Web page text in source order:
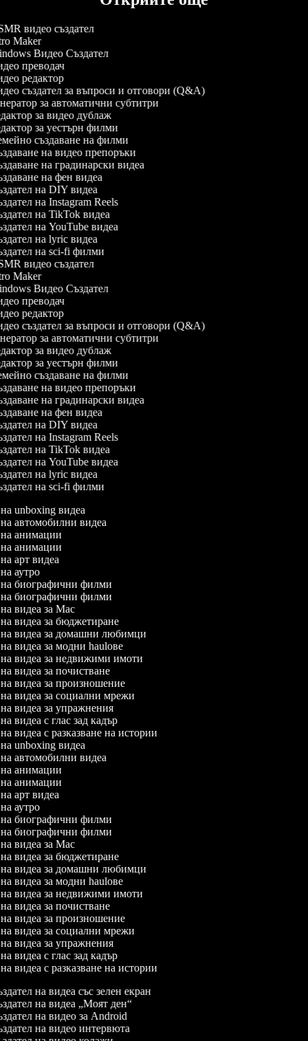
видео създател
Maker
Видео Създател
преводач
редактор
създател за въпроси и отговори (Q&A)
за автоматични субтитри
за видео дублаж
за уестърн филми
създаване на филми
на видео препоръки
на градинарски видеа
на фен видеа
на DIY видеа
на Instagram Reels
на TikTok видеа
на YouTube видеа
на lyric видеа
на sci-fi филми
видео създател
Maker
Видео Създател
преводач
редактор
създател за въпроси и отговори (Q&A)
за автоматични субтитри
за видео дублаж
за уестърн филми
създаване на филми
на видео препоръки
на градинарски видеа
на фен видеа
на DIY видеа
на Instagram Reels
на TikTok видеа
на YouTube видеа
на lyric видеа
на sci-fi филми
на unboxing видеа
на автомобилни видеа
на анимации
на анимации
на арт видеа
на аутро
на биографични филми
на биографични филми
на видеа за Mac
на видеа за бюджетиране
на видеа за домашни любимци
на видеа за модни haulове
на видеа за недвижими имоти
на видеа за почистване
на видеа за произношение
на видеа за социални мрежи
на видеа за упражнения
на видеа с глас зад кадър
на видеа с разказване на истории
на unboxing видеа
на автомобилни видеа
на анимации
на анимации
на арт видеа
на аутро
на биографични филми
на биографични филми
на видеа за Mac
на видеа за бюджетиране
на видеа за домашни любимци
на видеа за модни haulове
на видеа за недвижими имоти
на видеа за почистване
на видеа за произношение
на видеа за социални мрежи
на видеа за упражнения
на видеа с глас зад кадър
на видеа с разказване на истории
на видеа със зелен екран
на видеа „Моят ден“
на видео за Android
на видео интервюта